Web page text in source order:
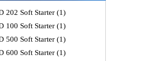
202 Soft Starter (1)
100 Soft Starter (1)
500 Soft Starter (1)
600 Soft Starter (1)